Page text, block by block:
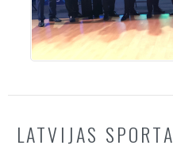
LATVIJAS